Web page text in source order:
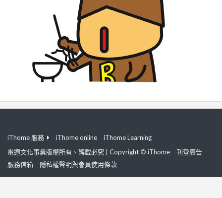
iThome 服務 iThome online
iThome Learning
電週文化事業版權所有、轉載必究 | Copyright © iThome
刊登廣告
服務信箱
隱私權聲明與會員使用條款